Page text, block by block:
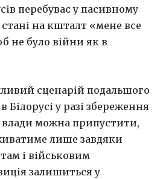
перебуває у пасивному
на кшталт «мене все
не було війни як в
сценарій подальшого
Білорусі у разі збереження
влади можна припустити,
лише завдяки
і військовим
залишиться у